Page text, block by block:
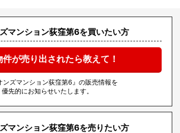
マンション荻窪第6を買いたい方
件が売り出されたら教えて！
ンズマンション荻窪第6』の販売情報を
優先的にお知らせいたします。
マンション荻窪第6を売りたい方